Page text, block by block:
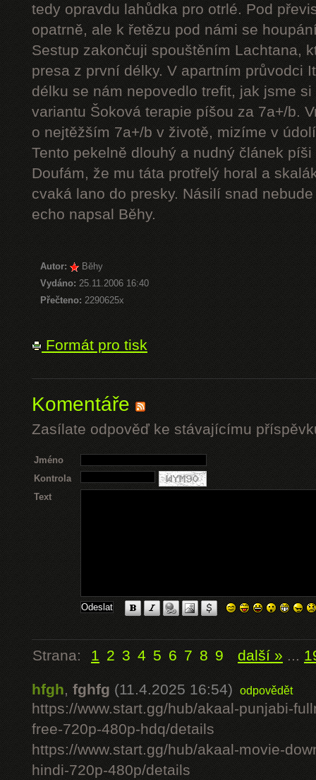
tedy opravdu lahůdka pro otrlé. Pod
opatrně, ale k řetězu pod námi se
Sestup zakončuji spouštěním Lachtana,
presa z první délky. V apartním průvodci
délku se nám nepovedlo trefit, jak jsme
variantu Šoková terapie píšou za 7a+/b.
o nejtěžším 7a+/b v životě, mizíme v
Tento pekelně dlouhý a nudný článek
Doufám, že mu táta protřelý horal a
cvaká lano do presky. Násilí snad
echo napsal Běhy.
Autor:
Běhy
Vydáno: 25.11.2006 16:40
Přečteno: 2290625x
Formát pro tisk
Komentáře
Zasílate odpověď ke stávajícímu
Jméno
Kontrola
Text
Strana: 1 2 3 4 5 6 7 8 9 další » ...
hfgh, fghfg (11.4.2025 16:54) odpovědět
https://www.start.gg/hub/akaal-punjabi-
free-720p-480p-hdq/details
https://www.start.gg/hub/akaal-movie-
hindi-720p-480p/details